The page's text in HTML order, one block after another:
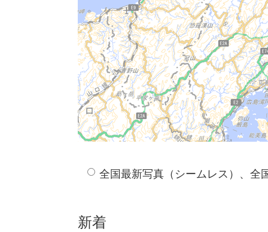
全国最新写真（シームレス）、全
新着